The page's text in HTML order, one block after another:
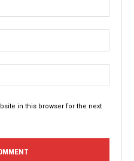
in this browser for the next